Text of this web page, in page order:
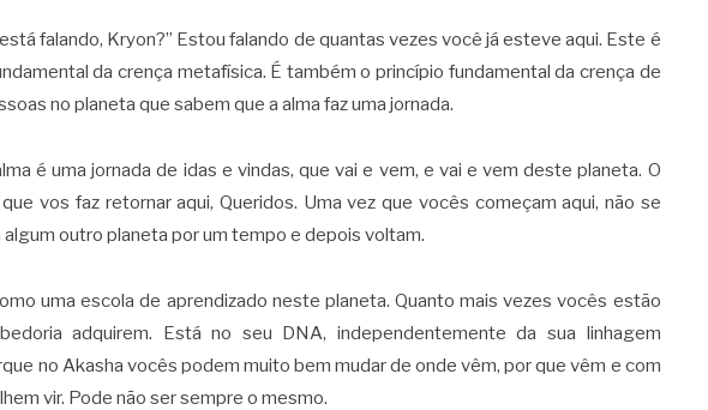
falando, Kryon?” Estou falando de quantas vezes você já esteve aqui. Este é
da crença metafísica. É também o princípio fundamental da crença de
no planeta que sabem que a alma faz uma jornada.
é uma jornada de idas e vindas, que vai e vem, e vai e vem deste planeta. O
vos faz retornar aqui, Queridos. Uma vez que vocês começam aqui, não se
outro planeta por um tempo e depois voltam.
uma escola de aprendizado neste planeta. Quanto mais vezes vocês estão
adquirem. Está no seu DNA, independentemente da sua linhagem
no Akasha vocês podem muito bem mudar de onde vêm, por que vêm e com
vir. Pode não ser sempre o mesmo.